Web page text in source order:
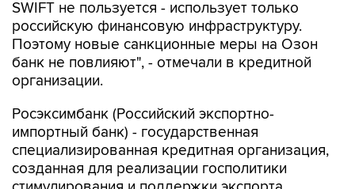
SWIFT не пользуется - использует только
российскую финансовую инфраструктуру.
Поэтому новые санкционные меры на Озон
банк не повлияют", - отмечали в кредитной
организации.
Росэксимбанк (Российский экспортно-
импортный банк) - государственная
специализированная кредитная организация,
созданная для реализации госполитики